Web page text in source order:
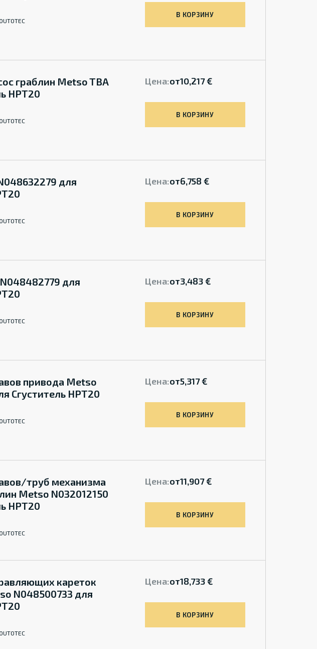
В КОРЗИНУ
граблин Metso TBA
НРТ20
Цена:от10,217 €
В КОРЗИНУ
для
Цена:от6,758 €
В КОРЗИНУ
для
Цена:от3,483 €
В КОРЗИНУ
привода Metso
Сгуститель НРТ20
Цена:от5,317 €
В КОРЗИНУ
труб механизма
Metso N032012150
НРТ20
Цена:от11,907 €
В КОРЗИНУ
кареток
N048500733 для
Цена:от18,733 €
В КОРЗИНУ